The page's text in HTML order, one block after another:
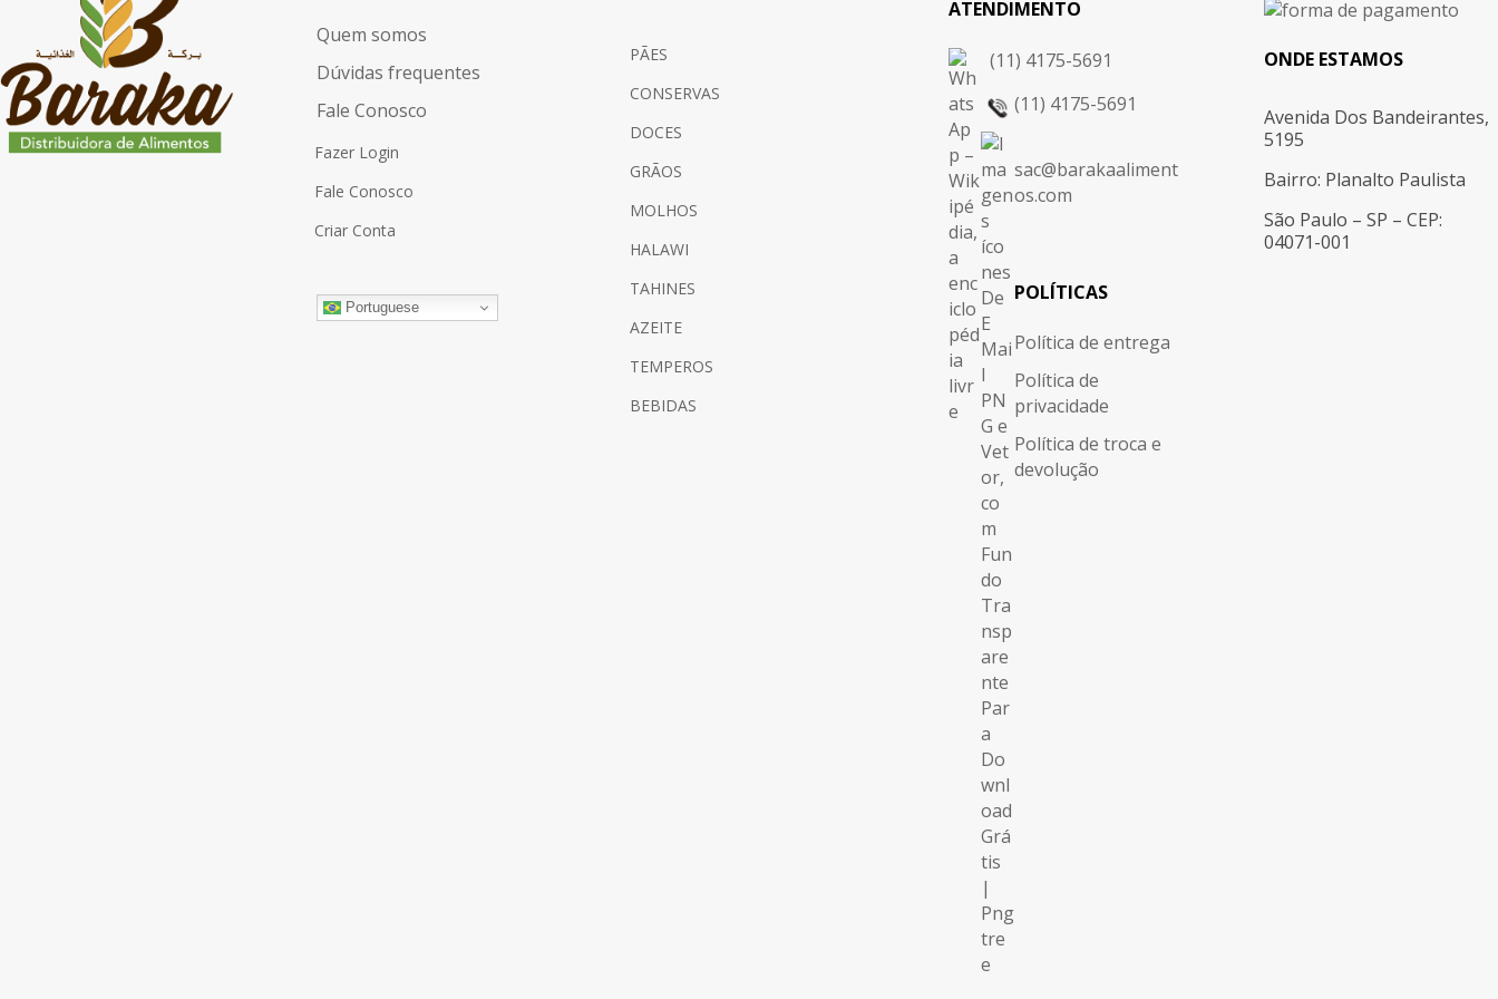
Quem somos
Dúvidas frequentes
Fale Conosco
Fazer Login
Fale Conosco
Criar Conta
Portuguese
PÃES
CONSERVAS
DOCES
GRÃOS
MOLHOS
HALAWI
TAHINES
AZEITE
TEMPEROS
BEBIDAS
ATENDIMENTO
(11) 4175-5691
(11) 4175-5691
sac@barakaaliment
os.com
POLÍTICAS
Política de entrega
Política de
privacidade
Política de troca e
devolução
ONDE ESTAMOS
Avenida Dos Bandeirantes,
5195
Bairro: Planalto Paulista
São Paulo – SP – CEP:
04071-001